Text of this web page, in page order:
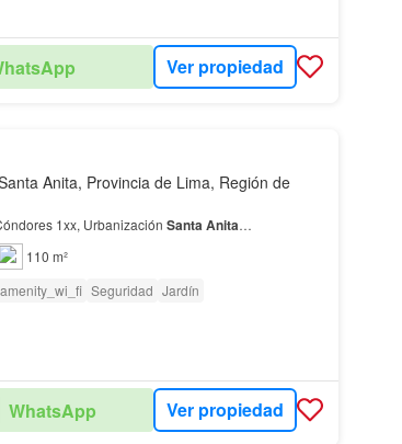
Ver propiedad
Anita, Provincia de Lima, Región de
1xx, Urbanización SantaAnita…
110 m²
amenity_wi_fi Seguridad Jardín
WhatsApp Ver propiedad